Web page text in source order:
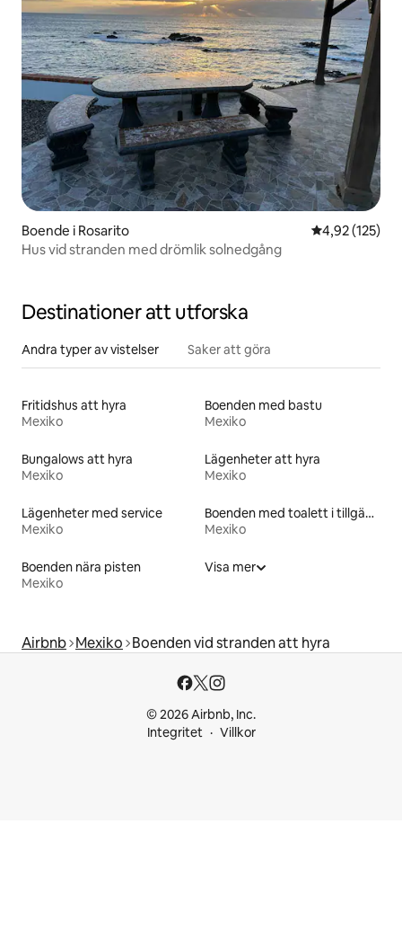
Boende i Rosarito 4,92 av 5 i
4,92 (125)
Hus vid stranden med drömlik solnedgång
Destinationer att utforska
Andra typer av vistelser Saker att göra
Fritidshus att hyra
Mexiko
Boenden med bastu
Mexiko
Bungalows att hyra
Mexiko
Lägenheter att hyra
Mexiko
Lägenheter med service
Mexiko
Boenden med toalett i tillgänglighetsanpassad höjd
Mexiko
Boenden nära pisten
Mexiko
Visa mer
Airbnb Mexiko Boenden vid stranden att hyra
© 2026 Airbnb, Inc.
Integritet
Villkor